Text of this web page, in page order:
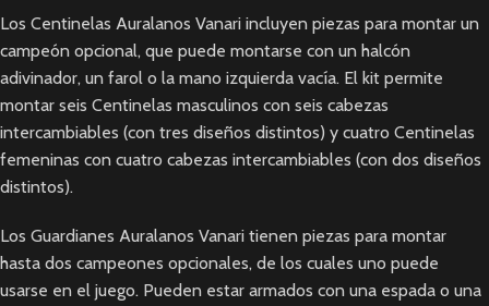
Los Centinelas Auralanos Vanari incluyen piezas para montar un
campeón opcional, que puede montarse con un halcón
adivinador, un farol o la mano izquierda vacía. El kit permite
montar seis Centinelas masculinos con seis cabezas
intercambiables (con tres diseños distintos) y cuatro Centinelas
femeninas con cuatro cabezas intercambiables (con dos diseños
distintos).
Los Guardianes Auralanos Vanari tienen piezas para montar
hasta dos campeones opcionales, de los cuales uno puede
usarse en el juego. Pueden estar armados con una espada o una